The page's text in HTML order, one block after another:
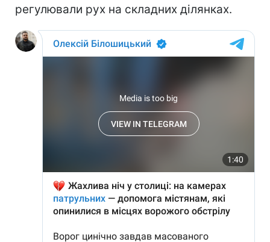
регулювали рух на складних ділянках.